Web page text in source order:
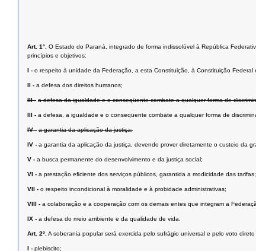
Art. 1°. O Estado do Paraná, integrado de forma indissolúvel à República
princípios e objetivos:
I - o respeito à unidade da Federação, a esta Constituição, à Constituição
II - a defesa dos direitos humanos;
III - a defesa da igualdade e o conseqüente combate a qualquer forma de
III - a defesa, a igualdade e o conseqüente combate a qualquer forma de
IV - a garantia da aplicação da justiça;
IV - a garantia da aplicação da justiça, devendo prover diretamente o custeio da
V - a busca permanente do desenvolvimento e da justiça social;
VI - a prestação eﬁciente dos serviços públicos, garantida a modicidade das tarifas;
VII - o respeito incondicional à moralidade e à probidade administrativas;
VIII - a colaboração e a cooperação com os demais entes que integram a
IX - a defesa do meio ambiente e da qualidade de vida.
Art. 2º. A soberania popular será exercida pelo sufrágio universal e pelo voto
I - plebiscito;